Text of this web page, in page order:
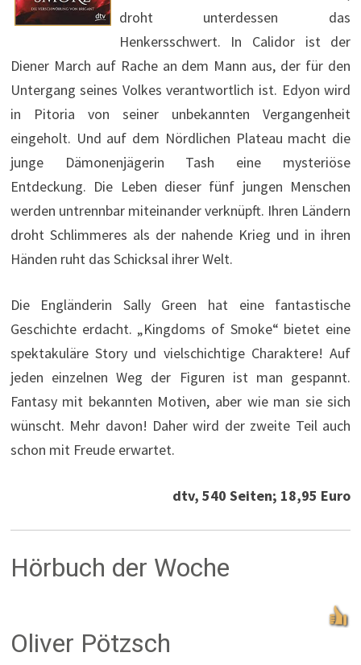
droht unterdessen das
Henkersschwert. In Calidor ist der
Diener March auf Rache an dem Mann aus, der für den
Untergang seines Volkes verantwortlich ist. Edyon wird
in Pitoria von seiner unbekannten Vergangenheit
eingeholt. Und auf dem Nördlichen Plateau macht die
junge Dämonenjägerin Tash eine mysteriöse
Entdeckung. Die Leben dieser fünf jungen Menschen
werden untrennbar miteinander verknüpft. Ihren Ländern
droht Schlimmeres als der nahende Krieg und in ihren
Händen ruht das Schicksal ihrer Welt.
Die Engländerin Sally Green hat eine fantastische
Geschichte erdacht. „Kingdoms of Smoke“ bietet eine
spektakuläre Story und vielschichtige Charaktere! Auf
jeden einzelnen Weg der Figuren ist man gespannt.
Fantasy mit bekannten Motiven, aber wie man sie sich
wünscht. Mehr davon! Daher wird der zweite Teil auch
schon mit Freude erwartet.
dtv, 540 Seiten; 18,95 Euro
Hörbuch der Woche
Oliver Pötzsch